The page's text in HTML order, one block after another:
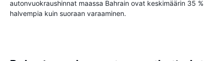
autonvuokraushinnat maassa Bahrain ovat keskimäärin 35 %
halvempia kuin suoraan varaaminen.